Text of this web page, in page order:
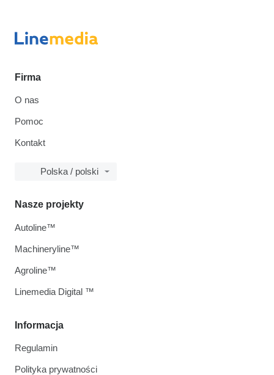
Firma
O nas
Pomoc
Kontakt
Polska / polski
Informacja
Regulamin
Polityka prywatności
Nasze projekty
Autoline™
Machineryline™
Agroline™
Linemedia Digital ™